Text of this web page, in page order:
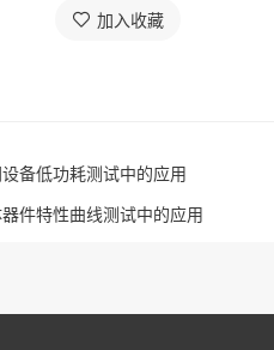
加入收藏
备低功耗测试中的应用
件特性曲线测试中的应用